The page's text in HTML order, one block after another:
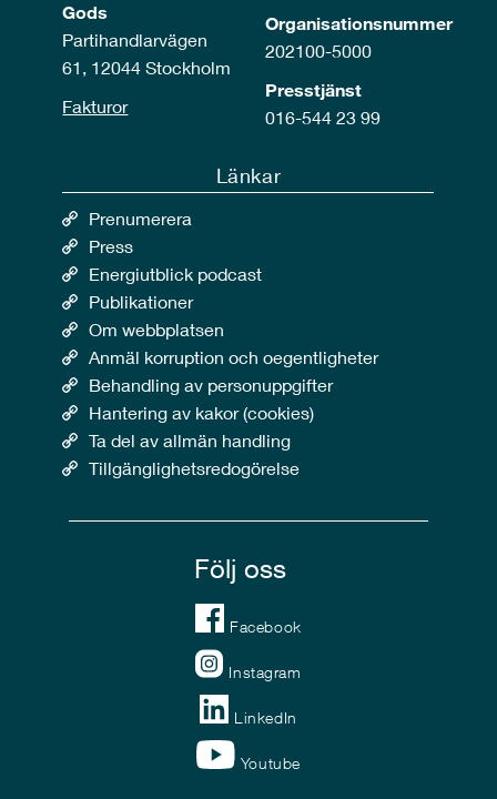
Gods
Partihandlarvägen
61, 12044 Stockholm
Fakturor
Organisationsnummer
202100-5000
Presstjänst
016-544 23 99
Länkar
Prenumerera
Press
Energiutblick podcast
Publikationer
Om webbplatsen
Anmäl korruption och oegentligheter
Behandling av personuppgifter
Hantering av kakor (cookies)
Ta del av allmän handling
Tillgänglighetsredogörelse
Följ oss
Facebook
Instagram
LinkedIn
Youtube